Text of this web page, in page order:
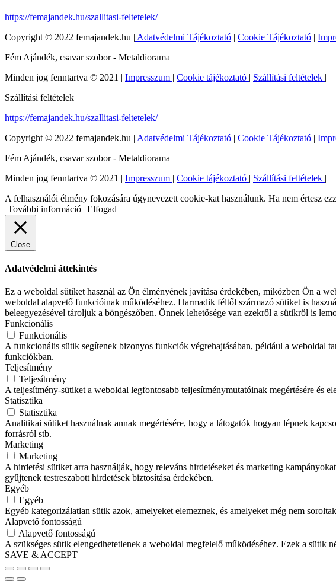
https://femajandek.hu/szallitasi-feltetelek/
Copyright © 2022 femajandek.hu | Adatvédelmi Tájékoztató | Cookie Tájékoztató |
Fém Ajándék, csavar szobor - Metaldiorama
Minden jog fenntartva © 2021 | Impresszum | Cookie tájékoztató | Szállítási feltételek |
Szállítási feltételek
https://femajandek.hu/szallitasi-feltetelek/
Copyright © 2022 femajandek.hu | Adatvédelmi Tájékoztató | Cookie Tájékoztató |
Fém Ajándék, csavar szobor - Metaldiorama
Minden jog fenntartva © 2021 | Impresszum | Cookie tájékoztató | Szállítási feltételek |
A felhasználói élmény fokozására úgynevezett cookie-kat használunk. Ha nem értesz
További információ Elfogad
Close
Adatvédelmi áttekintés
Ez a weboldal sütiket használ az Ön élményének javítása érdekében, miközben Ön a
weboldal alapvető funkcióinak működéséhez. Harmadik féltől származó sütiket is
beleegyezésével tároljuk a böngészőben. Önnek lehetősége van ezekről a sütikről is
Funkcionális
Funkcionális
A funkcionális sütik segítenek bizonyos funkciók végrehajtásában, például a weboldal
funkciókban.
Teljesítmény
Teljesítmény
A teljesítmény-sütiket a weboldal legfontosabb teljesítménymutatóinak megértésére és
Statisztika
Statisztika
Analitikai sütiket használnak annak megértésére, hogy a látogatók hogyan lépnek
forrásról stb.
Marketing
Marketing
A hirdetési sütiket arra használják, hogy releváns hirdetéseket és marketing
gyűjtenek testreszabott hirdetések biztosítása érdekében.
Egyéb
Egyéb
Egyéb kategorizálatlan sütik azok, amelyeket elemeznek, és amelyeket még nem
Alapvető fontosságú
Alapvető fontosságú
A szükséges sütik elengedhetetlenek a weboldal megfelelő működéséhez. Ezek a
SAVE & ACCEPT